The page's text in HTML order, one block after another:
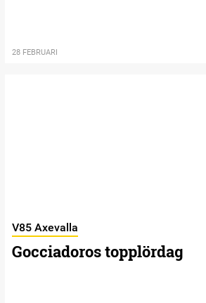
28 FEBRUARI
V85 Axevalla
Gocciadoros topplördag